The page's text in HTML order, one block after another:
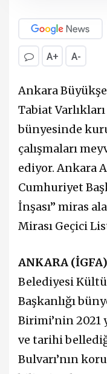
A+ A-
Ankara
Tabiat
bünyesinde
çalışmaları
ediyor. Ankara
Cumhuriyet
İnşası” miras
Mirası Geçici
ANKARA
Belediyesi
Başkanlığı
Birimi’nin 2021
ve tarihi
Bulvarı’nın